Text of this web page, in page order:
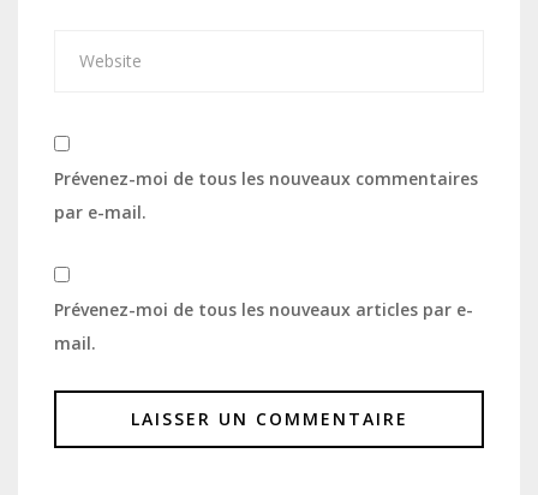
Prévenez-moi de tous les nouveaux commentaires
par e-mail.
Prévenez-moi de tous les nouveaux articles par e-
mail.